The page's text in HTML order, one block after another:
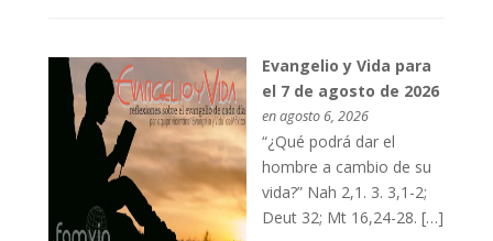
Evangelio y Vida para
el 7 de agosto de 2026
en agosto 6, 2026
“¿Qué podrá dar el
hombre a cambio de su
vida?” Nah 2,1. 3. 3,1-2;
Deut 32; Mt 16,24-28. […]